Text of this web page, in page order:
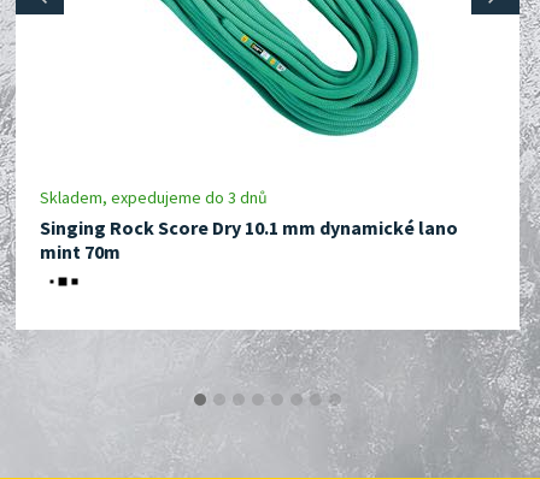
Skladem, expedujeme do 3 dnů
Singing Rock Score Dry 10.1 mm dynamické lano
mint 70m
prev next